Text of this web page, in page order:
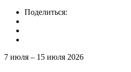
Поделиться:
7 июля – 15 июля 2026